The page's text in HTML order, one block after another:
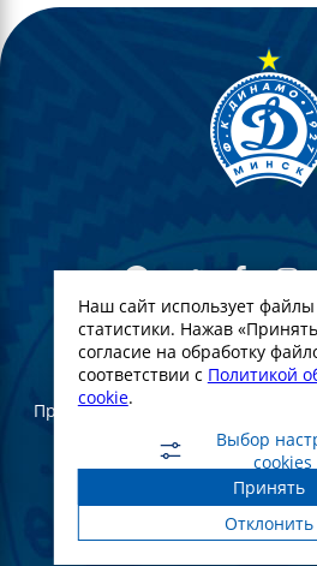
© Футбольный Клуб
При полном или частичном
ссылка на официальный
Создание и
Наш сайт использует
статистики. Нажав
согласие на обработку
соответствии с Политикой
cookie.
Выбор
cookies
Принять
Отклонить